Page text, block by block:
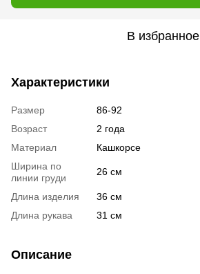
В избранное
Характеристики
Размер
86-92
Возраст
2 года
Материал
Кашкорсе
Ширина по
линии груди
26 см
Длина изделия
36 см
Длина рукава
31 см
Описание